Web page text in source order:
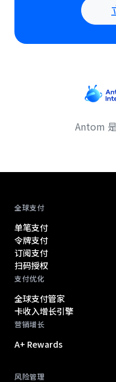
Antom
全球支付
单笔支付
令牌支付
订阅支付
扫码授权
支付优化
全球支付管家
卡收入增长引擎
营销增长
A+ Rewards
风险管理